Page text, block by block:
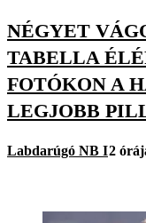
NÉGYET
TABELLA
FOTÓKON A
LEGJOBB
Labdarúgó NB I2